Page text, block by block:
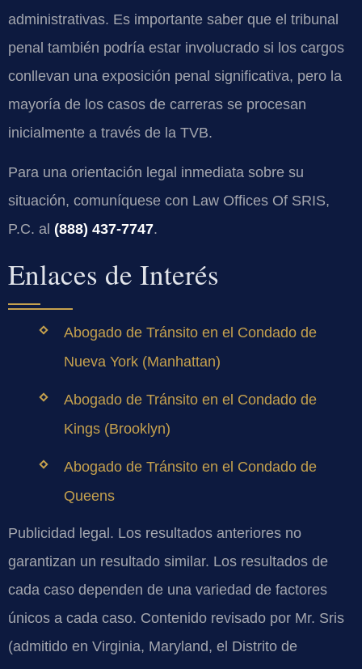
administrativas. Es importante saber que el tribunal
penal también podría estar involucrado si los cargos
conllevan una exposición penal significativa, pero la
mayoría de los casos de carreras se procesan
inicialmente a través de la TVB.
Para una orientación legal inmediata sobre su
situación, comuníquese con Law Offices Of SRIS,
P.C. al (888) 437-7747.
Enlaces de Interés
Abogado de Tránsito en el Condado de
Nueva York (Manhattan)
Abogado de Tránsito en el Condado de
Kings (Brooklyn)
Abogado de Tránsito en el Condado de
Queens
Publicidad legal. Los resultados anteriores no
garantizan un resultado similar. Los resultados de
cada caso dependen de una variedad de factores
únicos a cada caso. Contenido revisado por Mr. Sris
(admitido en Virginia, Maryland, el Distrito de